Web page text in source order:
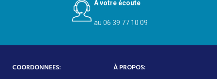
À votre écoute
au 06 39 77 10 09
COORDONNEES: À PROPOS: